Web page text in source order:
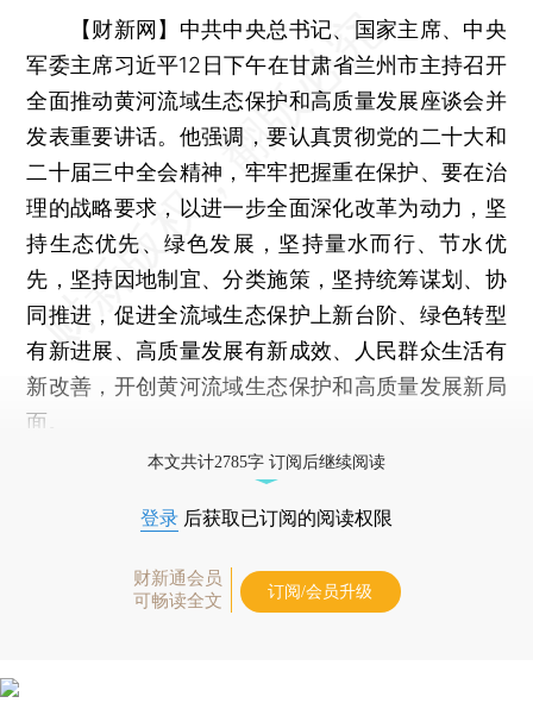
【财新网】 中共中央总书记、国家主席、中央
军委主席习近平12日下午在甘肃省兰州市主持召开
全面推动黄河流域生态保护和高质量发展座谈会并
发表重要讲话。他强调，要认真贯彻党的二十大和
二十届三中全会精神，牢牢把握重在保护、要在治
理的战略要求，以进一步全面深化改革为动力，坚
持生态优先、绿色发展，坚持量水而行、节水优
先，坚持因地制宜、分类施策，坚持统筹谋划、协
同推进，促进全流域生态保护上新台阶、绿色转型
有新进展、高质量发展有新成效、人民群众生活有
新改善，开创黄河流域生态保护和高质量发展新局
面。
本文共计2785字 订阅后继续阅读
登录 后获取已订阅的阅读权限
财新通会员
可畅读全文
订阅/会员升级